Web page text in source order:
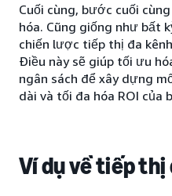
Cuối cùng, bước cuối
hóa. Cũng giống như bất
chiến lược tiếp thị đa
Điều này sẽ giúp tối ưu
ngân sách để xây dựng
dài và tối đa hóa ROI của
Ví dụ về tiếp thị